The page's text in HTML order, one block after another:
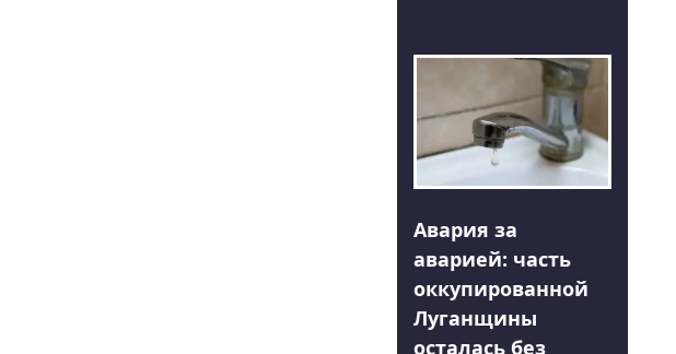
Авария за
аварией: часть
оккупированной
Луганщины
осталась без